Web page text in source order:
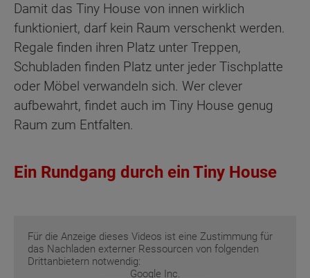
Damit das Tiny House von innen wirklich
funktioniert, darf kein Raum verschenkt werden.
Regale finden ihren Platz unter Treppen,
Schubladen finden Platz unter jeder Tischplatte
oder Möbel verwandeln sich. Wer clever
aufbewahrt, findet auch im Tiny House genug
Raum zum Entfalten.
Ein Rundgang durch ein Tiny House
Für die Anzeige dieses Videos ist eine Zustimmung für
das Nachladen externer Ressourcen von folgenden
Drittanbietern notwendig:
Google Inc.